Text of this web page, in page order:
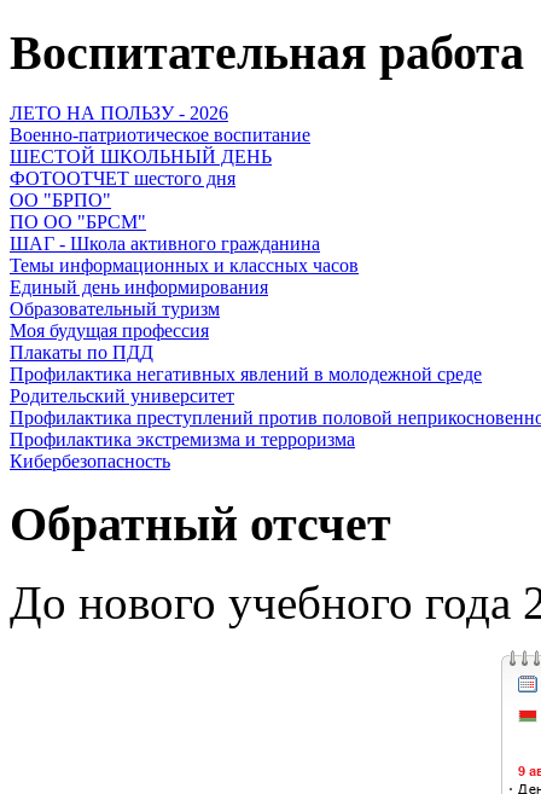
Воспитательная работа
ЛЕТО НА ПОЛЬЗУ - 2026
Военно-патриотическое воспитание
ШЕСТОЙ ШКОЛЬНЫЙ ДЕНЬ
ФОТООТЧЕТ шестого дня
ОО "БРПО"
ПО ОО "БРСМ"
ШАГ - Школа активного гражданина
Темы информационных и классных часов
Единый день информирования
Образовательный туризм
Моя будущая профессия
Плакаты по ПДД
Профилактика негативных явлений в молодежной среде
Родительский университет
Профилактика преступлений против половой
Профилактика экстремизма и терроризма
Кибербезопасность
Обратный отсчет
До нового учебного года